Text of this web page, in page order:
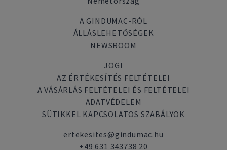
A GINDUMAC-RÓL
ÁLLÁSLEHETŐSÉGEK
NEWSROOM
JOGI
AZ ÉRTÉKESÍTÉS FELTÉTELEI
A VÁSÁRLÁS FELTÉTELEI ÉS FELTÉTELEI
ADATVÉDELEM
SÜTIKKEL KAPCSOLATOS SZABÁLYOK
ertekesites@gindumac.hu
+49 631 343738 20